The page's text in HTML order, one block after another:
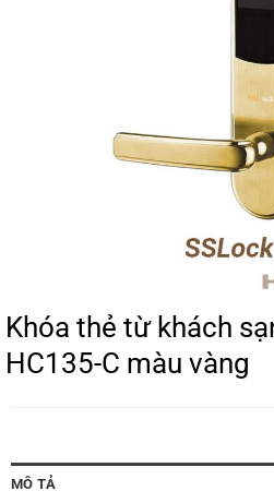
Khóa thẻ từ khách
HC135-C màu vàng
MÔ TẢ